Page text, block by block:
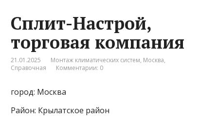
Сплит-Настрой,
торговая компания
21.01.2025 Монтаж климатических систем, Москва,
Справочная
Комментарии: 0
город: Москва
Район: Крылатское район